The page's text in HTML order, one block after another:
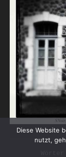
Diese Website
nutzt,